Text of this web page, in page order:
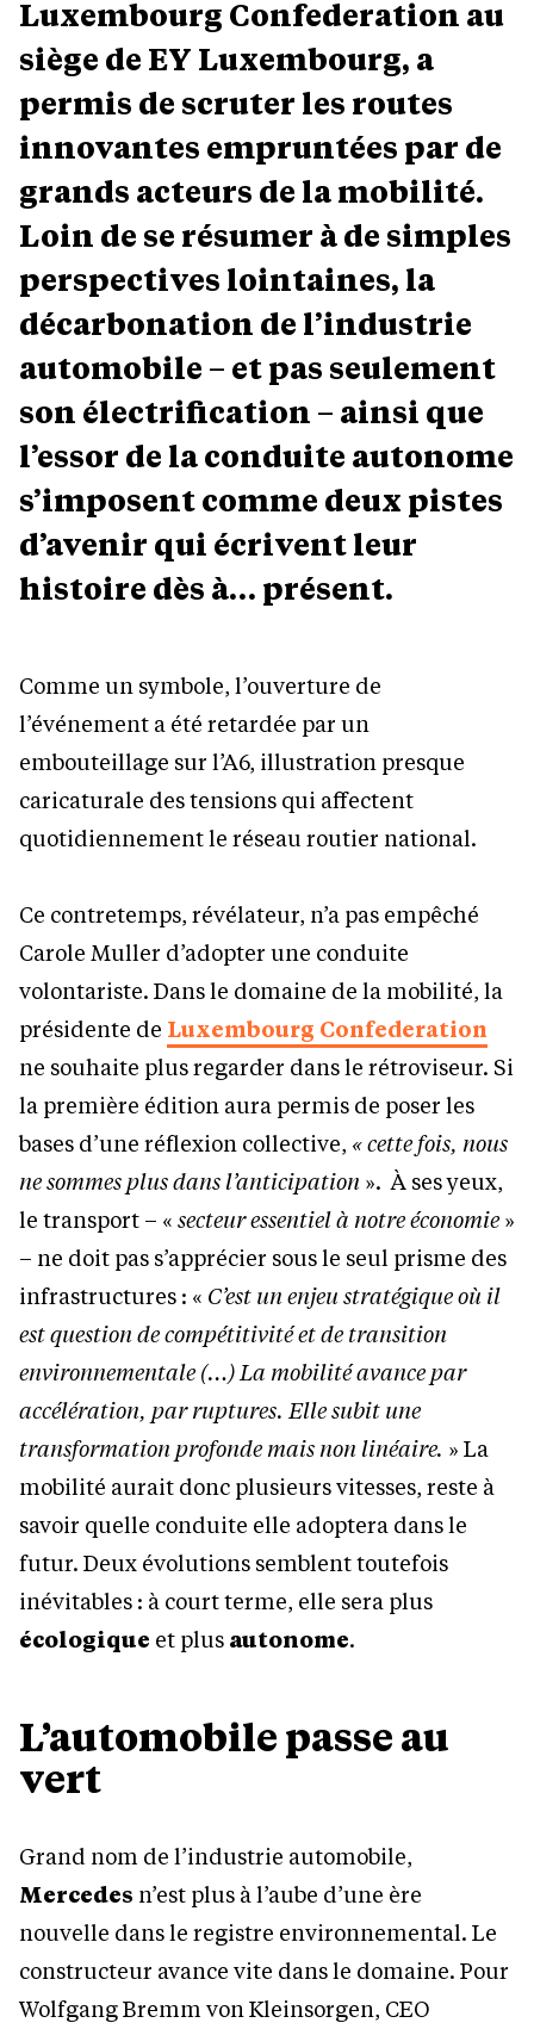
Luxembourg Confederation au
siège de EY Luxembourg, a
permis de scruter les routes
innovantes empruntées par de
grands acteurs de la mobilité.
Loin de se résumer à de simples
perspectives lointaines, la
décarbonation de l’industrie
automobile – et pas seulement
son électrification – ainsi que
l’essor de la conduite autonome
s’imposent comme deux pistes
d’avenir qui écrivent leur
histoire dès à… présent.
Comme un symbole, l’ouverture de
l’événement a été retardée par un
embouteillage sur l’A6, illustration presque
caricaturale des tensions qui affectent
quotidiennement le réseau routier national.
Ce contretemps, révélateur, n’a pas empêché
Carole Muller d’adopter une conduite
volontariste. Dans le domaine de la mobilité, la
présidente de Luxembourg Confederation
ne souhaite plus regarder dans le rétroviseur. Si
la première édition aura permis de poser les
bases d’une réflexion collective, « cette fois, nous
ne sommes plus dans l’anticipation ». À ses yeux,
le transport – « secteur essentiel à notre économie »
– ne doit pas s’apprécier sous le seul prisme des
infrastructures : « C’est un enjeu stratégique où il
est question de compétitivité et de transition
environnementale (…) La mobilité avance par
accélération, par ruptures. Elle subit une
transformation profonde mais non linéaire. » La
mobilité aurait donc plusieurs vitesses, reste à
savoir quelle conduite elle adoptera dans le
futur. Deux évolutions semblent toutefois
inévitables : à court terme, elle sera plus
écologique et plus autonome.
L’automobile passe au
vert
Grand nom de l’industrie automobile,
Mercedes n’est plus à l’aube d’une ère
nouvelle dans le registre environnemental. Le
constructeur avance vite dans le domaine. Pour
Wolfgang Bremm von Kleinsorgen, CEO